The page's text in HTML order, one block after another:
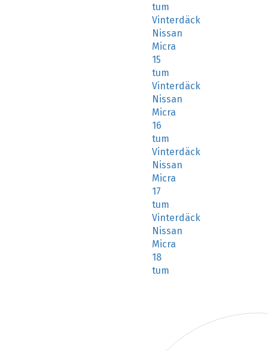
tum
Vinterdäck
Nissan
Micra
15
tum
Vinterdäck
Nissan
Micra
16
tum
Vinterdäck
Nissan
Micra
17
tum
Vinterdäck
Nissan
Micra
18
tum